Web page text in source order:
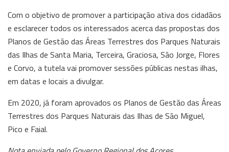
Com o objetivo de promover a participação ativa dos cidadãos
e esclarecer todos os interessados acerca das propostas dos
Planos de Gestão das Áreas Terrestres dos Parques Naturais
das Ilhas de Santa Maria, Terceira, Graciosa, São Jorge, Flores
e Corvo, a tutela vai promover sessões públicas nestas ilhas,
em datas e locais a divulgar.
Em 2020, já foram aprovados os Planos de Gestão das Áreas
Terrestres dos Parques Naturais das Ilhas de São Miguel,
Pico e Faial.